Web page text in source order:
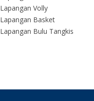
Lapangan Volly
Lapangan Basket
Lapangan Bulu Tangkis